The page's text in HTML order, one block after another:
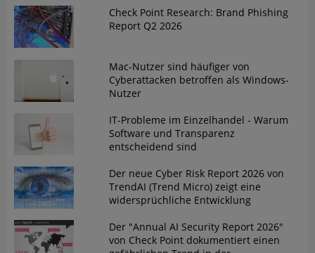
Check Point Research: Brand Phishing
Report Q2 2026
Mac-Nutzer sind häufiger von
Cyberattacken betroffen als Windows-
Nutzer
IT-Probleme im Einzelhandel - Warum
Software und Transparenz
entscheidend sind
Der neue Cyber Risk Report 2026 von
TrendAI (Trend Micro) zeigt eine
widersprüchliche Entwicklung
Der "Annual AI Security Report 2026"
von Check Point dokumentiert einen